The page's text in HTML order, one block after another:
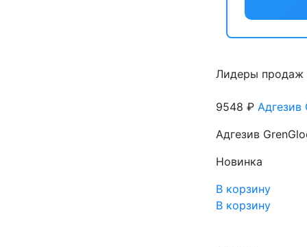
Лидеры продаж
9548 ₽ Адгезив
Адгезив
Новинка
В корзину
В корзину